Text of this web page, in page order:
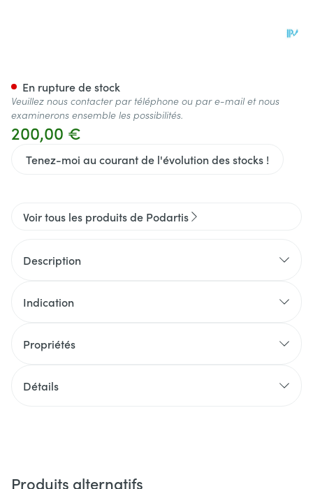
200,00 €
Tenez-moi au courant de l'évolution des stocks !
En rupture de stock
Veuillez nous contacter par téléphone ou par e-mail et nous
examinerons ensemble les possibilités.
Voir tous les produits de Podartis
Description
Indication
Propriétés
Détails
Produits alternatifs